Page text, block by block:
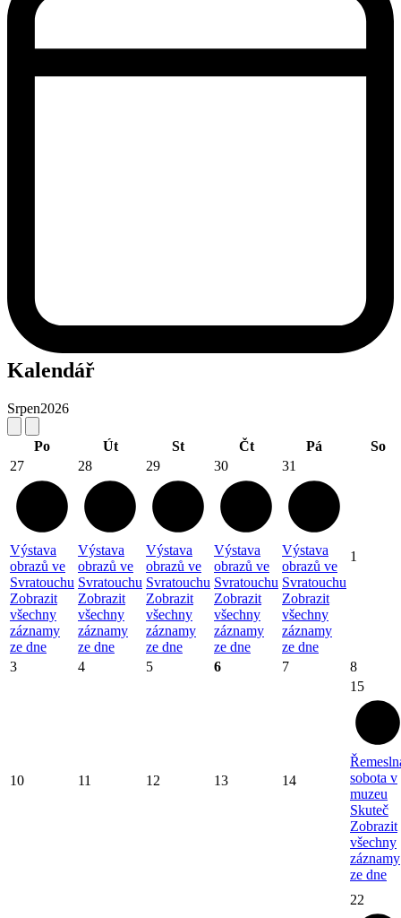
Kalendář
Srpen2026
Po Út St Čt Pá
So
27
Výstava
obrazů ve
Svratouchu
Zobrazit
všechny
záznamy
ze dne
28
Výstava
obrazů ve
Svratouchu
Zobrazit
všechny
záznamy
ze dne
29
Výstava
obrazů ve
Svratouchu
Zobrazit
všechny
záznamy
ze dne
30
Výstava
obrazů ve
Svratouchu
Zobrazit
všechny
záznamy
ze dne
31
Výstava
obrazů ve
Svratouchu
Zobrazit
všechny
záznamy
ze dne
1
3 4 5 6 7 8
10 11 12 13 14
15
sobota v
muzeu
Skuteč
Zobrazit
všechny
záznamy
ze dne
22